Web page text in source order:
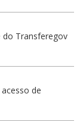
do Transferegov
de